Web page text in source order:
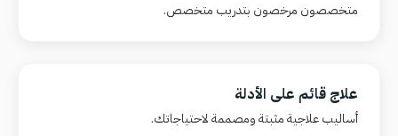
متخصصون مرخصون بتدريب متخصص.
علاج قائم على الأدلة
أساليب علاجية مثبتة ومصممة لاحتياجاتك.